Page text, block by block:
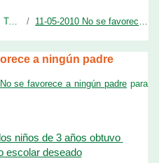
Tema 2 11-05-2010 No se favorece a ningún padre
a ningún padre
se favorece a ningún padre para
niños de 3 años obtuvo
escolar deseado